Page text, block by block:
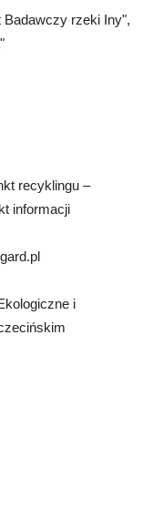
Badawczy rzeki Iny",
recyklingu –
informacji
i